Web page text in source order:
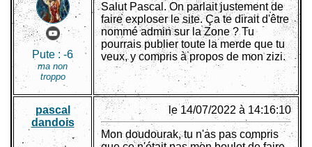
Pute : -6
ma non
troppo
Salut Pascal. On parlait justement de
faire exploser le site. Ça te dirait d'être
nommé admin sur la Zone ? Tu
pourrais publier toute la merde que tu
veux, y compris à propos de mon zizi.
pascal
dandois
le 14/07/2022 à 14:16:10
Mon doudourak, tu n'as pas compris